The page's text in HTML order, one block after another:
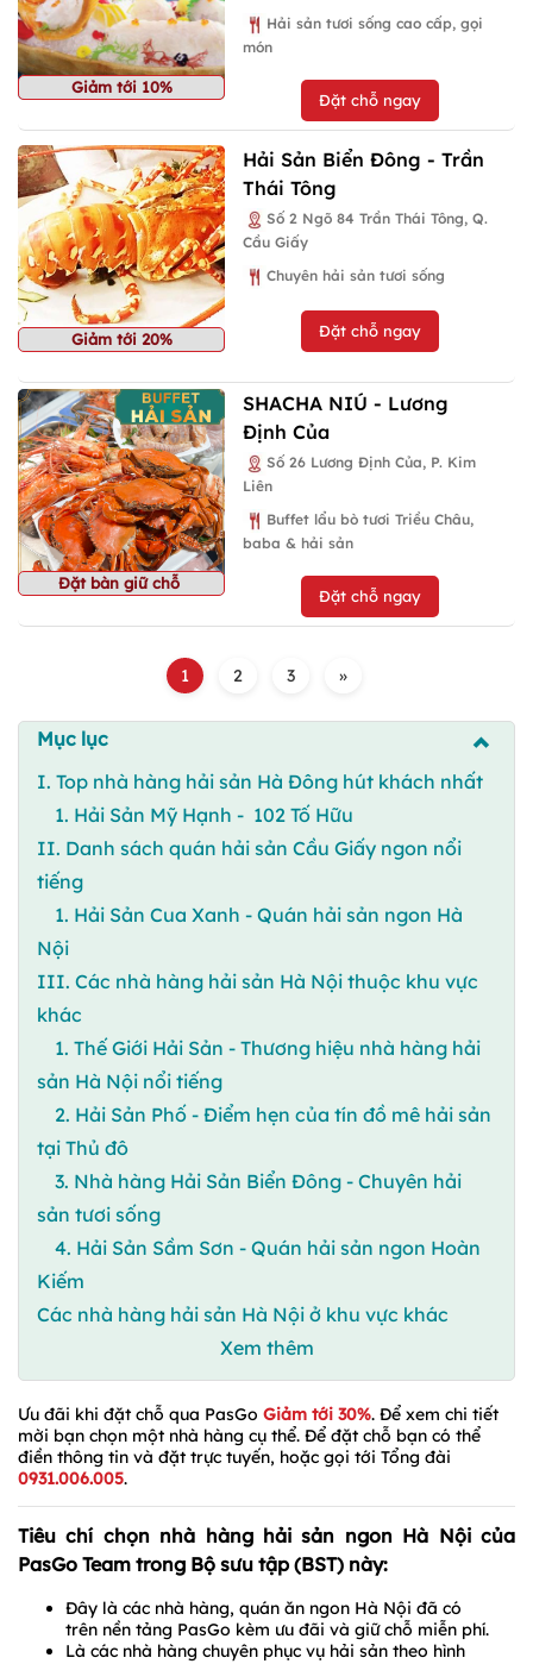
Giảm tới 10%
Hải sản tươi sống cao cấp, gọi
món
Đặt chỗ ngay
Giảm tới 20%
Hải Sản Biển Đông - Trần
Thái Tông
Số 2 Ngõ 84 Trần Thái Tông, Q.
Cầu Giấy
Chuyên hải sản tươi sống
Đặt chỗ ngay
Đặt bàn giữ chỗ
SHACHA NIÚ - Lương
Định Của
Số 26 Lương Định Của, P. Kim
Liên
Buffet lẩu bò tươi Triều Châu,
baba & hải sản
Đặt chỗ ngay
1 2 3 »
Mục lục
I. Top nhà hàng hải sản Hà Đông hút khách nhất
1. Hải Sản Mỹ Hạnh - 102 Tố Hữu
II. Danh sách quán hải sản Cầu Giấy ngon nổi
tiếng
1. Hải Sản Cua Xanh - Quán hải sản ngon Hà
Nội
III. Các nhà hàng hải sản Hà Nội thuộc khu vực
khác
1. Thế Giới Hải Sản - Thương hiệu nhà hàng hải
sản Hà Nội nổi tiếng
2. Hải Sản Phố - Điểm hẹn của tín đồ mê hải sản
tại Thủ đô
3. Nhà hàng Hải Sản Biển Đông - Chuyên hải
sản tươi sống
4. Hải Sản Sầm Sơn - Quán hải sản ngon Hoàn
Kiếm
Các nhà hàng hải sản Hà Nội ở khu vực khác
Xem thêm
Ưu đãi khi đặt chỗ qua PasGo Giảm tới 30%. Để xem chi tiết
mời bạn chọn một nhà hàng cụ thể. Để đặt chỗ bạn có thể
điền thông tin và đặt trực tuyến, hoặc gọi tới Tổng đài
0931.006.005.
Tiêu chí chọn nhà hàng hải sản ngon Hà Nội của
PasGo Team trong Bộ sưu tập (BST) này:
Đây là các nhà hàng, quán ăn ngon Hà Nội đã có
trên nền tảng PasGo kèm ưu đãi và giữ chỗ miễn phí.
Là các nhà hàng chuyên phục vụ hải sản theo hình